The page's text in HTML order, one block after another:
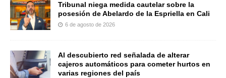
Tribunal niega medida cautelar sobre la
posesión de Abelardo de la Espriella en Cali
6 de agosto de 2026
Al descubierto red señalada de alterar
cajeros automáticos para cometer hurtos en
varias regiones del país